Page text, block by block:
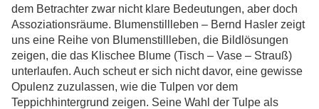
dem Betrachter zwar nicht klare Bedeutungen, aber doch
Assoziationsräume. Blumenstillleben – Bernd Hasler zeigt
uns eine Reihe von Blumenstillleben, die Bildlösungen
zeigen, die das Klischee Blume (Tisch – Vase – Strauß)
unterlaufen. Auch scheut er sich nicht davor, eine gewisse
Opulenz zuzulassen, wie die Tulpen vor dem
Teppichhintergrund zeigen. Seine Wahl der Tulpe als